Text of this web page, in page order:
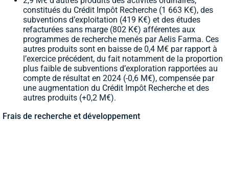
constitués du Crédit Impôt Recherche (1 663 K€), des
subventions d’exploitation (419 K€) et des études
refacturées sans marge (802 K€) afférentes aux
programmes de recherche menés par Aelis Farma. Ces
autres produits sont en baisse de 0,4 M€ par rapport à
l’exercice précédent, du fait notamment de la proportion
plus faible de subventions d’exploration rapportées au
compte de résultat en 2024 (-0,6 M€), compensée par
une augmentation du Crédit Impôt Recherche et des
autres produits (+0,2 M€).
Frais de recherche et développement